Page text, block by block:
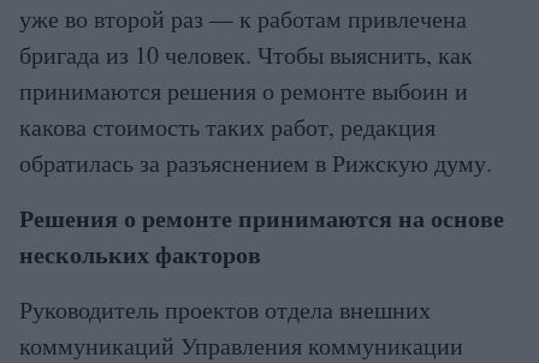
уже во второй раз — к работам привлечена
бригада из 10 человек. Чтобы выяснить, как
принимаются решения о ремонте выбоин и
какова стоимость таких работ, редакция
обратилась за разъяснением в Рижскую думу.
Решения о ремонте принимаются на основе
нескольких факторов
Руководитель проектов отдела внешних
коммуникаций Управления коммуникации